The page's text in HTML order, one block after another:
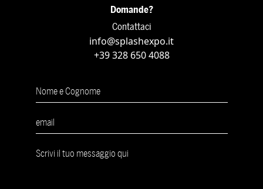
Domande?
Contattaci
info@splashexpo.it
+39 328 650 4088